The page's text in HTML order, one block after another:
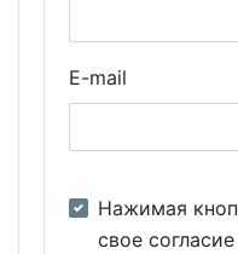
E-mail
Нажимая
свое